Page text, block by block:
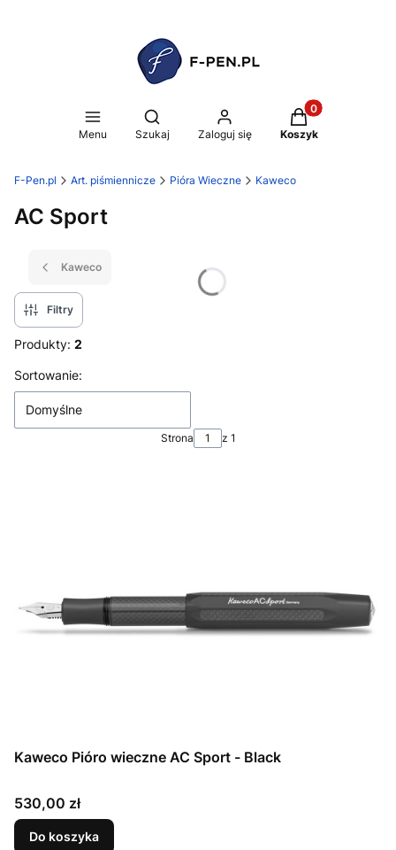
Menu
Otwórz wyszukiwarkę
Szukaj Zaloguj się
Produkty w
Koszyk
F-Pen.pl Art. piśmiennicze Pióra Wieczne Kaweco
AC Sport
Kaweco
Filtry
Produkty: 2
Lista produktów
Sortowanie:
Domyślne
Strona z 1
Kaweco Pióro wieczne AC Sport - Black
Cena
530,00 zł
Do koszyka